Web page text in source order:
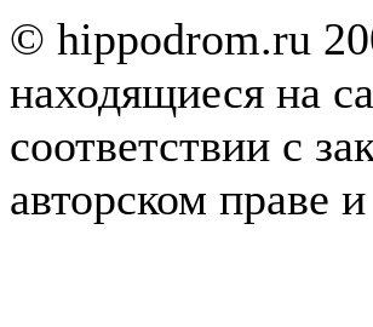
© hippodrom.ru
находящиеся на
соответствии с
авторском праве